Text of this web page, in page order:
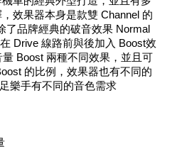
效果器本身是款雙 Channel 的
了品牌經典的破音效果 Normal
Drive 線路前與後加入 Boost效
Boost 兩種不同效果，並且可
的比例，效果器也有不同的
樂手有不同的音色需求